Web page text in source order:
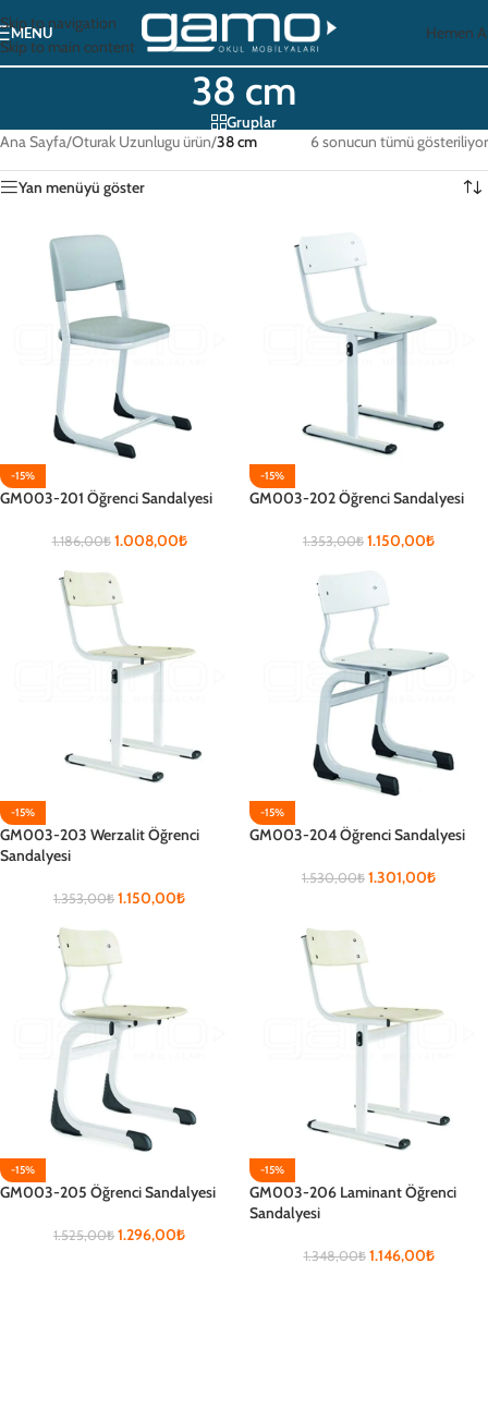
Skip to navigation
Skip to main content
MENU Hemen
38 cm
Gruplar
Ana Sayfa/Oturak Uzunlugu ürün/38 cm 6 sonucun tümü gösteriliyor
Yan menüyü göster
-15%
GM003-201 Öğrenci Sandalyesi
1.186,00₺ 1.008,00₺
-15%
GM003-202 Öğrenci Sandalyesi
1.353,00₺ 1.150,00₺
-15%
GM003-203 Werzalit Öğrenci
Sandalyesi
1.353,00₺ 1.150,00₺
-15%
GM003-204 Öğrenci Sandalyesi
1.530,00₺ 1.301,00₺
-15%
GM003-205 Öğrenci Sandalyesi
1.525,00₺ 1.296,00₺
-15%
GM003-206 Laminant Öğrenci
Sandalyesi
1.348,00₺ 1.146,00₺